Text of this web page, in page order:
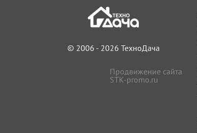
© 2006 - 2026 ТехноДача
Продвижение сайта
STK-promo.ru